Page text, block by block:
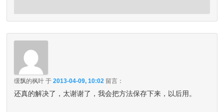
缓飘的枫叶 于2013-04-09, 10:02 留言：
还真的解决了，太谢谢了，我会把方法保存下来，以后用。